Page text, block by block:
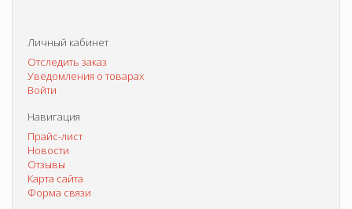
Личный кабинет
Отследить заказ
Уведомления о товарах
Войти
Навигация
Прайс-лист
Новости
Отзывы
Карта сайта
Форма связи